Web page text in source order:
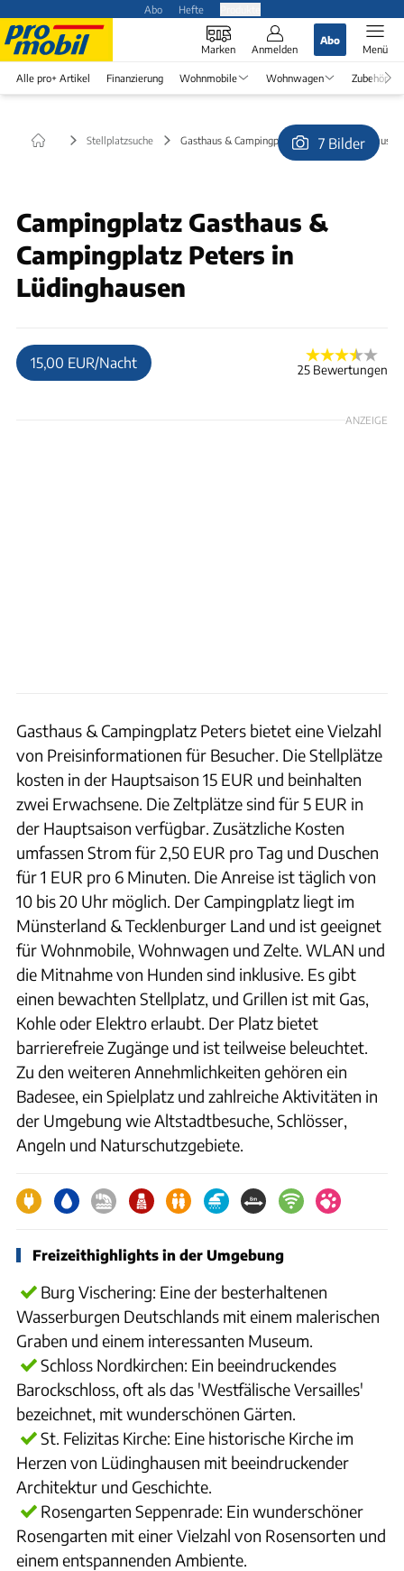
Abo Hefte
Marken Anmelden
Abo
Menü
Alle pro+ Artikel Finanzierung Wohnmobile Wohnwagen Zubehör
Stellplatzsuche Gasthaus & Campingplatz Peters in Lüdinghausen
7 Bilder
Campingplatz Gasthaus &
Campingplatz Peters in
Lüdinghausen
15,00 EUR/Nacht 25 Bewertungen
ANZEIGE
Gasthaus & Campingplatz Peters bietet eine Vielzahl
von Preisinformationen für Besucher. Die Stellplätze
kosten in der Hauptsaison 15 EUR und beinhalten
zwei Erwachsene. Die Zeltplätze sind für 5 EUR in
der Hauptsaison verfügbar. Zusätzliche Kosten
umfassen Strom für 2,50 EUR pro Tag und Duschen
für 1 EUR pro 6 Minuten. Die Anreise ist täglich von
10 bis 20 Uhr möglich. Der Campingplatz liegt im
Münsterland & Tecklenburger Land und ist geeignet
für Wohnmobile, Wohnwagen und Zelte. WLAN und
die Mitnahme von Hunden sind inklusive. Es gibt
einen bewachten Stellplatz, und Grillen ist mit Gas,
Kohle oder Elektro erlaubt. Der Platz bietet
barrierefreie Zugänge und ist teilweise beleuchtet.
Zu den weiteren Annehmlichkeiten gehören ein
Badesee, ein Spielplatz und zahlreiche Aktivitäten in
der Umgebung wie Altstadtbesuche, Schlösser,
Angeln und Naturschutzgebiete.
Freizeithighlights in der Umgebung
Burg Vischering: Eine der besterhaltenen
Wasserburgen Deutschlands mit einem malerischen
Graben und einem interessanten Museum.
Schloss Nordkirchen: Ein beeindruckendes
Barockschloss, oft als das 'Westfälische Versailles'
bezeichnet, mit wunderschönen Gärten.
St. Felizitas Kirche: Eine historische Kirche im
Herzen von Lüdinghausen mit beeindruckender
Architektur und Geschichte.
Rosengarten Seppenrade: Ein wunderschöner
Rosengarten mit einer Vielzahl von Rosensorten und
einem entspannenden Ambiente.